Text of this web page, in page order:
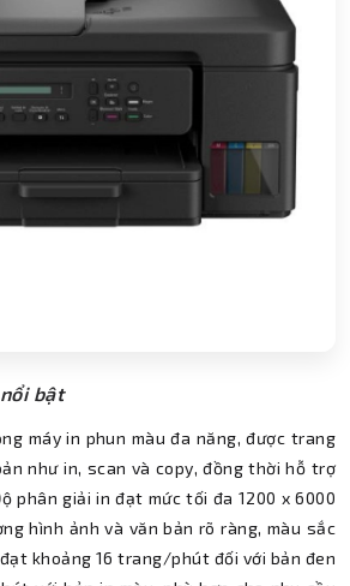
bật
máy in phun màu đa năng, được trang
như in, scan và copy, đồng thời hỗ trợ
phân giải in đạt mức tối đa 1200 x 6000
hình ảnh và văn bản rõ ràng, màu sắc
khoảng 16 trang/phút đối với bản đen